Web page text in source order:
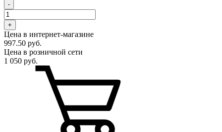
-
+
Цена в интернет-магазине
997.50 руб.
Цена в розничной сети
1 050 руб.